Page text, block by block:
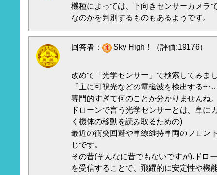
機種によっては、下向きセンサーカメラ
なのかを判別するものもあるようです。
回答者： Sky High！（評価:19176）
改めて「光学センサー」で検索してみま
「主に可視光などの電磁波を検出する〜
専門的すぎて何のことか分かりませんね
ドローンで言う光学センサーとは、単に
く機体の移動を読み取るための)
最近の衝突回避や車線維持車両のフロン
じです。
その昔(そんなに昔でもないですが).ドロ
を受信することで、飛躍的に安定性や機